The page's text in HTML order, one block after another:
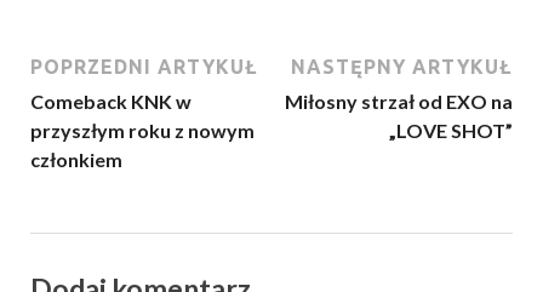
POPRZEDNI ARTYKUŁ
Comeback KNK w
przyszłym roku z nowym
członkiem
NASTĘPNY ARTYKUŁ
Miłosny strzał od EXO na
„LOVE SHOT”